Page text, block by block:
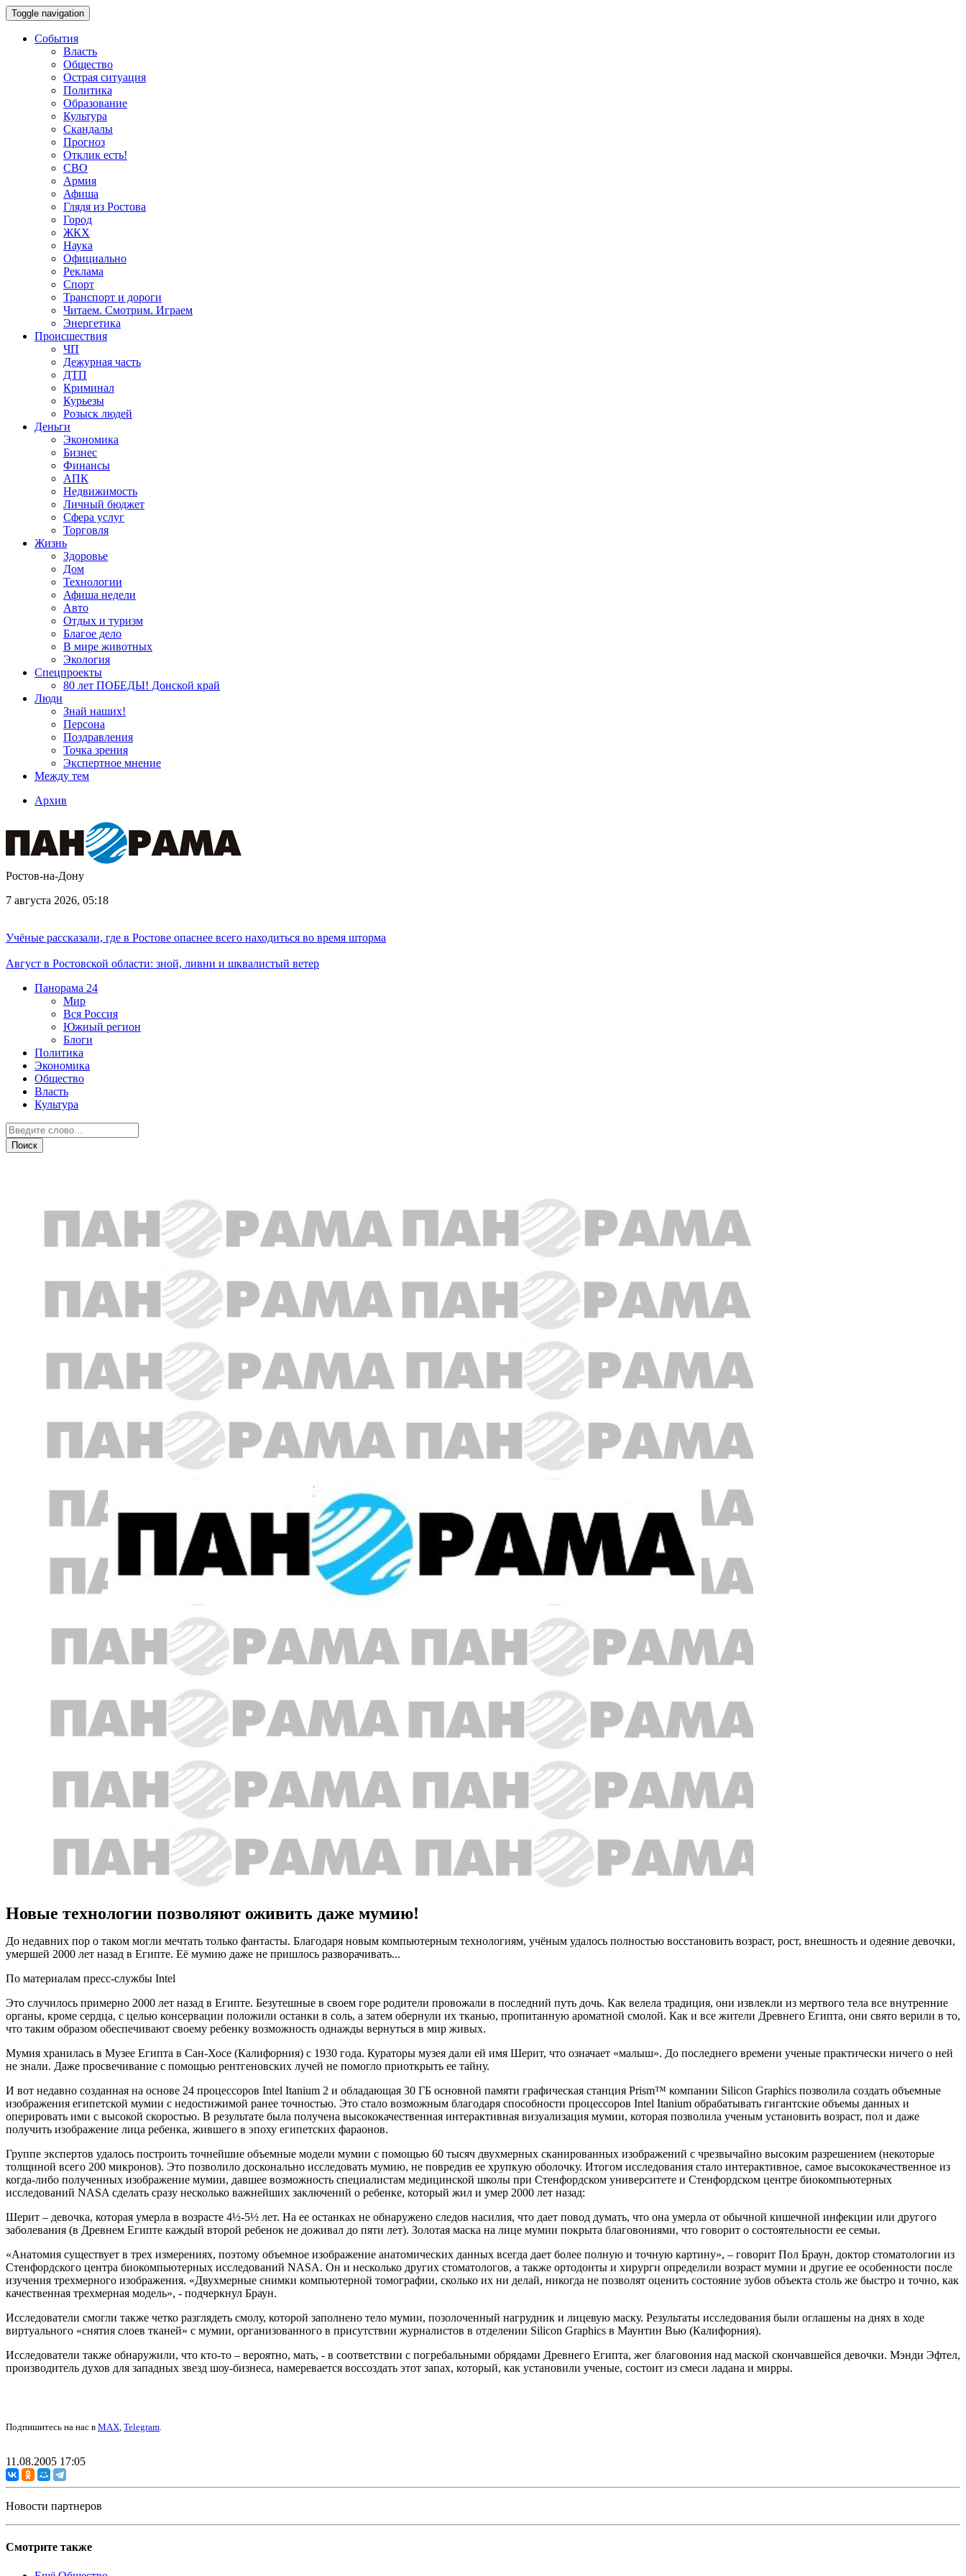
Toggle navigation
События
Власть
Общество
Острая ситуация
Политика
Образование
Культура
Скандалы
Прогноз
Отклик есть!
СВО
Армия
Афиша
Глядя из Ростова
Город
ЖКХ
Наука
Официально
Реклама
Спорт
Транспорт и дороги
Читаем. Смотрим. Играем
Энергетика
Происшествия
ЧП
Дежурная часть
ДТП
Криминал
Курьезы
Розыск людей
Деньги
Экономика
Бизнес
Финансы
АПК
Недвижимость
Личный бюджет
Сфера услуг
Торговля
Жизнь
Здоровье
Дом
Технологии
Афиша недели
Авто
Отдых и туризм
Благое дело
В мире животных
Экология
Спецпроекты
80 лет ПОБЕДЫ! Донской край
Люди
Знай наших!
Персона
Поздравления
Точка зрения
Экспертное мнение
Между тем
Архив
Ростов-на-Дону
7 августа 2026, 05:18
Учёные рассказали, где в Ростове опаснее всего находиться во время шторма
Август в Ростовской области: зной, ливни и шквалистый ветер
Панорама 24
Мир
Вся Россия
Южный регион
Блоги
Политика
Экономика
Общество
Власть
Культура
Новые технологии позволяют оживить даже мумию!
До недавних пор о таком могли мечтать только фантасты. Благодаря новым компьютерным технологиям, учёным удалось полностью восстановить возраст, рост, внешность и одеяние девочки,
умершей 2000 лет назад в Египте. Её мумию даже не пришлось разворачивать...
По материалам пресс-службы Intel
Это случилось примерно 2000 лет назад в Египте. Безутешные в своем горе родители провожали в последний путь дочь. Как велела традиция, они извлекли из мертвого тела все внутренние
органы, кроме сердца, с целью консервации положили останки в соль, а затем обернули их тканью, пропитанную ароматной смолой. Как и все жители Древнего Египта, они свято верили в то,
что таким образом обеспечивают своему ребенку возможность однажды вернуться в мир живых.
Мумия хранилась в Музее Египта в Сан-Хосе (Калифорния) с 1930 года. Кураторы музея дали ей имя Шерит, что означает «малыш». До последнего времени ученые практически ничего о ней
не знали. Даже просвечивание с помощью рентгеновских лучей не помогло приоткрыть ее тайну.
И вот недавно созданная на основе 24 процессоров Intel Itanium 2 и обладающая 30 ГБ основной памяти графическая станция Prism™ компании Silicon Graphics позволила создать объемные
изображения египетской мумии с недостижимой ранее точностью. Это стало возможным благодаря способности процессоров Intel Itanium обрабатывать гигантские объемы данных и
оперировать ими с высокой скоростью. В результате была получена высококачественная интерактивная визуализация мумии, которая позволила ученым установить возраст, пол и даже
получить изображение лица ребенка, жившего в эпоху египетских фараонов.
Группе экспертов удалось построить точнейшие объемные модели мумии с помощью 60 тысяч двухмерных сканированных изображений с чрезвычайно высоким разрешением (некоторые
толщиной всего 200 микронов). Это позволило досконально исследовать мумию, не повредив ее хрупкую оболочку. Итогом исследования стало интерактивное, самое высококачественное из
когда-либо полученных изображение мумии, давшее возможность специалистам медицинской школы при Стенфордском университете и Стенфордском центре биокомпьютерных
исследований NASA сделать сразу несколько важнейших заключений о ребенке, который жил и умер 2000 лет назад:
Шерит – девочка, которая умерла в возрасте 4½-5½ лет. На ее останках не обнаружено следов насилия, что дает повод думать, что она умерла от обычной кишечной инфекции или другого
заболевания (в Древнем Египте каждый второй ребенок не доживал до пяти лет). Золотая маска на лице мумии покрыта благовониями, что говорит о состоятельности ее семьи.
«Анатомия существует в трех измерениях, поэтому объемное изображение анатомических данных всегда дает более полную и точную картину», – говорит Пол Браун, доктор стоматологии из
Стенфордского центра биокомпьютерных исследований NASA. Он и несколько других стоматологов, а также ортодонты и хирурги определили возраст мумии и другие ее особенности после
изучения трехмерного изображения. «Двухмерные снимки компьютерной томографии, сколько их ни делай, никогда не позволят оценить состояние зубов объекта столь же быстро и точно, как
качественная трехмерная модель», - подчеркнул Браун.
Исследователи смогли также четко разглядеть смолу, которой заполнено тело мумии, позолоченный нагрудник и лицевую маску. Результаты исследования были оглашены на днях в ходе
виртуального «снятия слоев тканей» с мумии, организованного в присутствии журналистов в отделении Silicon Graphics в Маунтин Вью (Калифорния).
Исследователи также обнаружили, что кто-то – вероятно, мать, - в соответствии с погребальными обрядами Древнего Египта, жег благовония над маской скончавшейся девочки. Мэнди Эфтел,
производитель духов для западных звезд шоу-бизнеса, намеревается воссоздать этот запах, который, как установили ученые, состоит из смеси ладана и мирры.
Подпишитесь на нас в MAX, Telegram.
11.08.2005 17:05
Новости партнеров
Смотрите также